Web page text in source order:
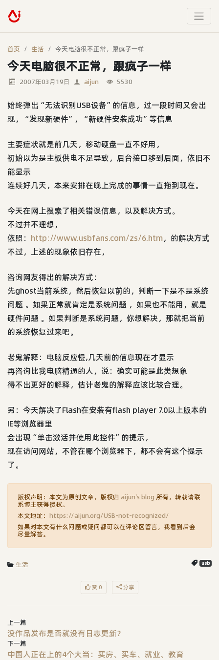
首页 生活 今天电脑很不正常，跟疯子一样
今天电脑很不正常，跟疯子一样
2007年03月19日 aijun 5530
始终弹出“无法识别USB设备”的信息，过一段时间又会出
现，“发现新硬件”，“新硬件安装成功”等信息
主要症状就是前几天，移动硬盘一直不好用，
初始以为是主板供电不足导致，后台接口移到后面，依旧不
能显示
连续好几天，本来安排在晚上完成的事情一直拖到现在。
今天在网上搜索了相关错误信息，以及解决方式。
不过并不理想，
依照： http://www.usbfans.com/zs/6.htm，的解决方式
不过，上述的现象依旧存在，
咨询网友得出的解决方式：
先ghost当前系统，然后恢复以前的，判断一下是不是系统
问题 。如果正常就肯定是系统问题 ，如果也不能用，就是
硬件问题 。如果判断是系统问题，你想解决，那就把当前
的系统恢复过来吧。
老鬼解释：电脑反应慢,几天前的信息现在才显示
再咨询比我电脑精通的人，说：确实可能是此类想象
得不出更好的解释，估计老鬼的解释应该比较合理。
另：今天解决了Flash在安装有flash player 7.0以上版本的
IE等浏览器里
会出现“单击激活并使用此控件”的提示，
现在访问网站，不管在哪个浏览器下，都不会有这个提示
了。
版权声明：本文为原创文章，版权归 aijun's blog 所有，转载请联
系博主获得授权。
本文地址： https://aijun.org/USB-not-recognized/
如果对本文有什么问题或疑问都可以在评论区留言，我看到后会
尽量解答。
生活 usb
赞 0 分享
上一篇
没作品发布是否就没有日志更新？
下一篇
中国人正在上的4个大当：买房、买车、就业、教育